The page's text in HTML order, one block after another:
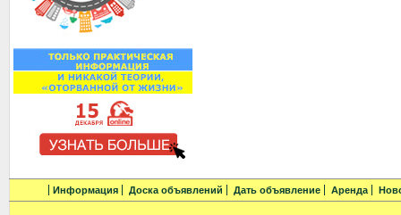
Информация Доска объявлений Дать объявление Аренда